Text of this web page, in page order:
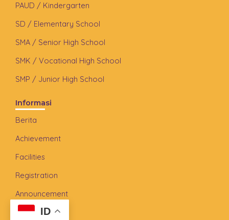
PAUD / Kindergarten
SD / Elementary School
SMA / Senior High School
SMK / Vocational High School
SMP / Junior High School
Informasi
Berita
Achievement
Facilities
Registration
Announcement
FAQ
ID